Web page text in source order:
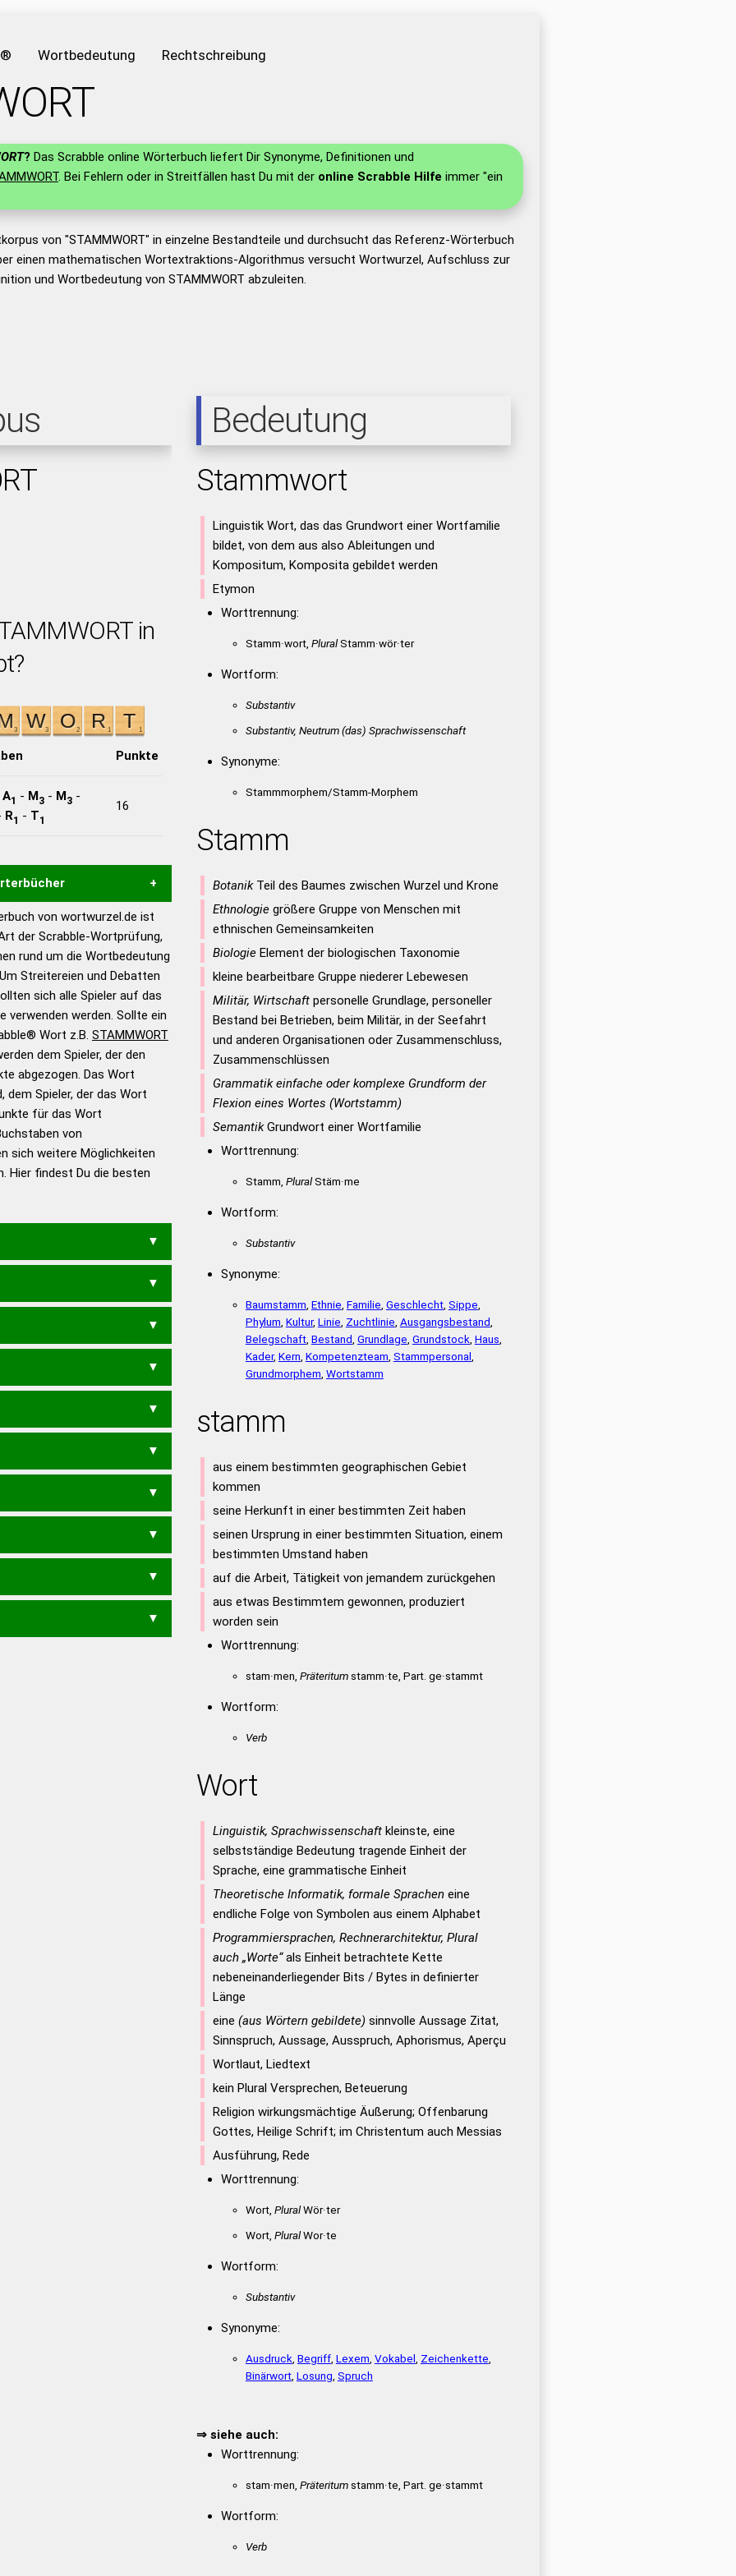
Wortbedeutung Rechtschreibung
? Das Scrabble online Wörterbuch liefert Dir Synonyme, Definitionen und
. Bei Fehlern oder in Streitfällen hast Du mit der online Scrabble Hilfe immer "ein
von "STAMMWORT" in einzelne Bestandteile und durchsucht das Referenz-Wörterbuch
einen mathematischen Wortextraktions-Algorithmus versucht Wortwurzel, Aufschluss zur
und Wortbedeutung von STAMMWORT abzuleiten.
in
Punkte
A1 - M3- M3-
R1 - T1
16
eines semantischen
gute Anhaltspunkte zu
und Wortform, um die
das Scrabble-Spiel zu
Turnier Scrabble-
– Standardwerk in 12
– Richtiges und gutes
– Die deutsche Grammatik
– Deutsches
von wortwurzel.de ist
der Scrabble-Wortprüfung,
rund um die Wortbedeutung
Streitereien und Debatten
sich alle Spieler auf das
verwenden werden. Sollte ein
Wort z.B. STAMMWORT
dem Spieler, der den
abgezogen. Das Wort
dem Spieler, der das Wort
für das Wort
von
sich weitere Möglichkeiten
Hier findest Du die besten
STOMA STORM STOWT
MORA
ROMA ROMS SOMA
WART WATT TAROS
TARO TORS TORT TOST
Bedeutung
Stammwort
Linguistik Wort, das das Grundwort einer Wortfamilie
bildet, von dem aus also Ableitungen und
Kompositum, Komposita gebildet werden
Etymon
Worttrennung:
Stamm·wort, PluralStamm·wör·ter
Wortform:
Substantiv
Substantiv, Neutrum(das) Sprachwissenschaft
Synonyme:
Stammmorphem/Stamm-Morphem
Stamm
BotanikTeil des Baumes zwischen Wurzel und Krone
Ethnologiegrößere Gruppe von Menschen mit
ethnischen Gemeinsamkeiten
BiologieElement der biologischen Taxonomie
kleine bearbeitbare Gruppe niederer Lebewesen
Militär, Wirtschaftpersonelle Grundlage, personeller
Bestand bei Betrieben, beim Militär, in der Seefahrt
und anderen Organisationen oder Zusammenschluss,
Zusammenschlüssen
Grammatik einfache oder komplexe Grundform der
Flexion eines Wortes (Wortstamm)
SemantikGrundwort einer Wortfamilie
Worttrennung:
Stamm, PluralStäm·me
Wortform:
Substantiv
Synonyme:
Baumstamm Ethnie Familie Geschlecht, Sippe
Phylum Kultur, Linie Zuchtlinie Ausgangsbestand
Belegschaft, Bestand Grundlage Grundstock Haus
Kader, Kern Kompetenzteam Stammpersonal
Grundmorphem Wortstamm
stamm
aus einem bestimmten geographischen Gebiet
kommen
seine Herkunft in einer bestimmten Zeit haben
seinen Ursprung in einer bestimmten Situation, einem
bestimmten Umstand haben
auf die Arbeit, Tätigkeit von jemandem zurückgehen
aus etwas Bestimmtem gewonnen, produziert
worden sein
Worttrennung:
stam·men, Präteritumstamm·te, Part. ge·stammt
Wortform:
Verb
Wort
Linguistik, Sprachwissenschaftkleinste, eine
selbstständige Bedeutung tragende Einheit der
Sprache, eine grammatische Einheit
Theoretische Informatik, formale Spracheneine
endliche Folge von Symbolen aus einem Alphabet
Programmiersprachen, Rechnerarchitektur, Plural
auch „Worte“als Einheit betrachtete Kette
nebeneinanderliegender Bits / Bytes in definierter
Länge
eine (aus Wörtern gebildete) sinnvolle Aussage Zitat,
Sinnspruch, Aussage, Ausspruch, Aphorismus, Aperçu
Wortlaut, Liedtext
kein Plural Versprechen, Beteuerung
Religion wirkungsmächtige Äußerung; Offenbarung
Gottes, Heilige Schrift; im Christentum auch Messias
Ausführung, Rede
Worttrennung:
Wort, PluralWör·ter
Wort, PluralWor·te
Wortform:
Substantiv
Synonyme:
Ausdruck Begriff, Lexem Vokabel Zeichenkette
Binärwort, Losung Spruch
⇒ siehe auch:
Worttrennung:
stam·men, Präteritumstamm·te, Part. ge·stammt
Wortform:
Verb